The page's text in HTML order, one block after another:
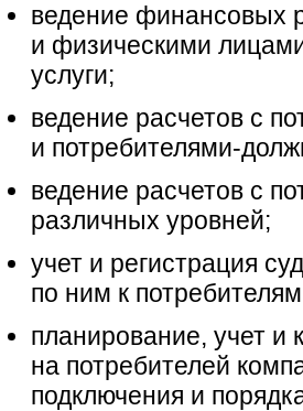
ведение финансовых
и физическими
услуги;
ведение расчетов с
и потребителями-
ведение расчетов с
различных уровней;
учет и регистрация
по ним к
планирование, учет и
на потребителей
подключения и